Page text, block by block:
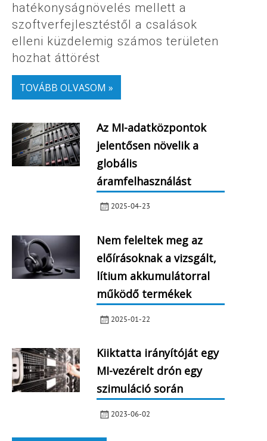
hatékonyságnövelés mellett a
szoftverfejlesztéstől a csalások
elleni küzdelemig számos területen
hozhat áttörést
TOVÁBB OLVASOM »
Az MI-adatközpontok
jelentősen növelik a
globális
áramfelhasználást
2025-04-23
Nem feleltek meg az
előírásoknak a vizsgált,
lítium akkumulátorral
működő termékek
2025-01-22
Kiiktatta irányítóját egy
MI-vezérelt drón egy
szimuláció során
2023-06-02